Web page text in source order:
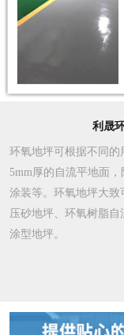
利晟
环氧地坪可根据不同
5mm厚的自流平地面
涂装等。环氧地坪大
压砂地坪、环氧树脂
涂型地坪。